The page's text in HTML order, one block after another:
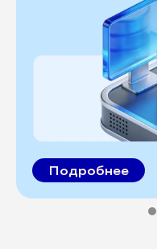
Подробнее